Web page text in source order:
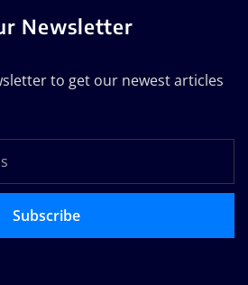
Newsletter
to get our newest articles
Subscribe